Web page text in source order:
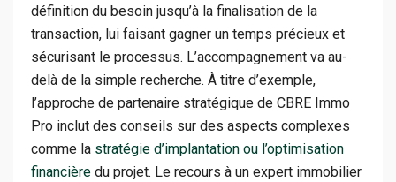
définition du besoin jusqu’à la finalisation de la
transaction, lui faisant gagner un temps précieux et
sécurisant le processus. L’accompagnement va au-
delà de la simple recherche. À titre d’exemple,
l’approche de partenaire stratégique de CBRE Immo
Pro inclut des conseils sur des aspects complexes
comme la stratégie d’implantation ou l’optimisation
financière du projet. Le recours à un expert immobilier